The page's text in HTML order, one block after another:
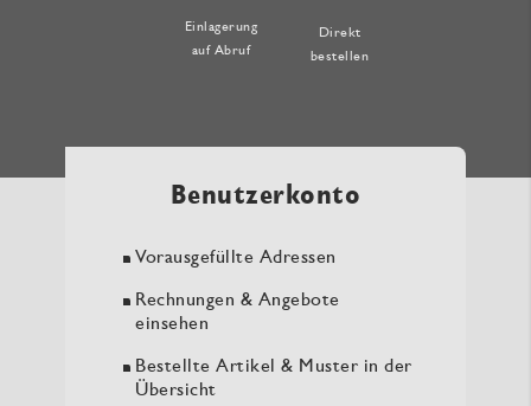
Einlagerung
auf Abruf
Direkt
bestellen
Benutzerkonto
Vorausgefüllte Adressen
Rechnungen & Angebote
einsehen
Bestellte Artikel & Muster in der
Übersicht